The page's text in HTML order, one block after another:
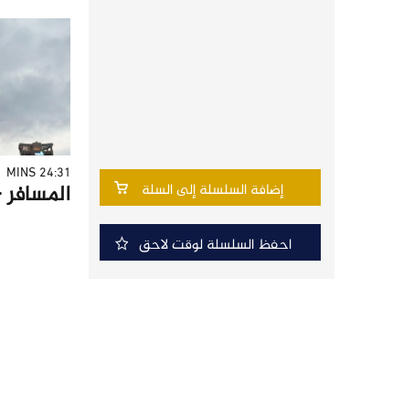
إضافة السلسلة إلى السلة
احفظ السلسلة لوقت لاحق
24:31 MINS
المسافر